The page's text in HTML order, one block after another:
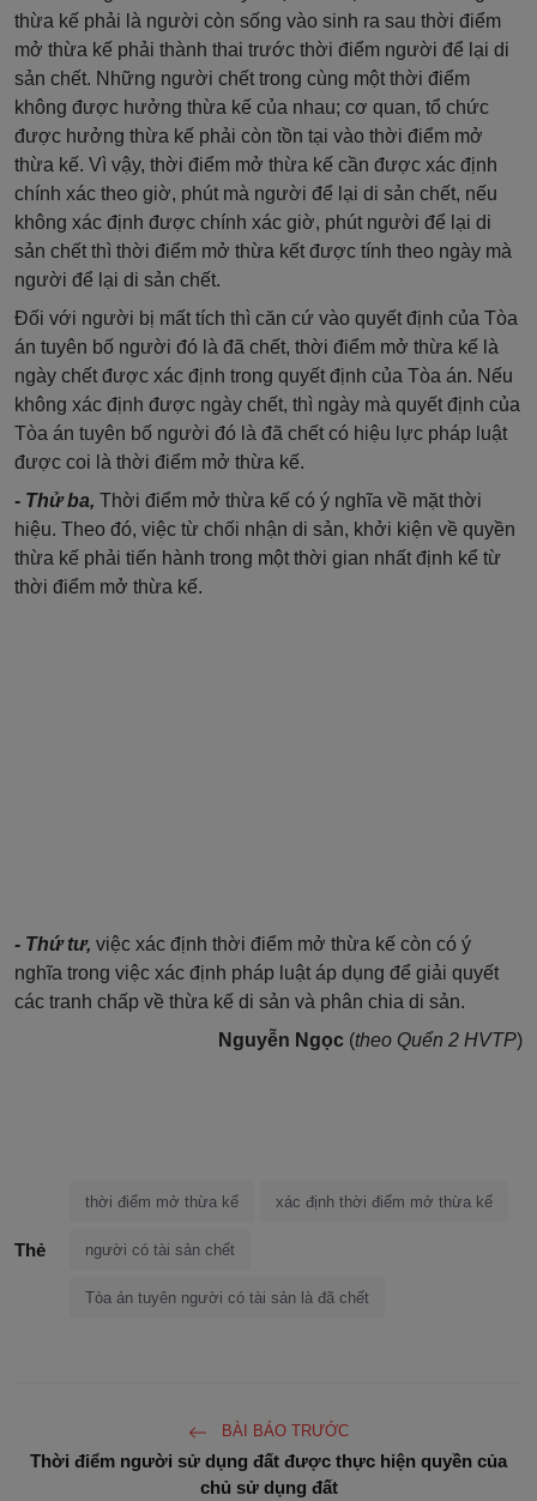
thừa kế phải là người còn sống vào sinh ra sau thời điểm
mở thừa kế phải thành thai trước thời điểm người để lại di
sản chết. Những người chết trong cùng một thời điểm
không được hưởng thừa kế của nhau; cơ quan, tổ chức
được hưởng thừa kế phải còn tồn tại vào thời điểm mở
thừa kế. Vì vậy, thời điểm mở thừa kế cần được xác định
chính xác theo giờ, phút mà người để lại di sản chết, nếu
không xác định được chính xác giờ, phút người để lại di
sản chết thì thời điểm mở thừa kết được tính theo ngày mà
người để lại di sản chết.
Đối với người bị mất tích thì căn cứ vào quyết định của Tòa
án tuyên bố người đó là đã chết, thời điểm mở thừa kế là
ngày chết được xác định trong quyết định của Tòa án. Nếu
không xác định được ngày chết, thì ngày mà quyết định của
Tòa án tuyên bố người đó là đã chết có hiệu lực pháp luật
được coi là thời điểm mở thừa kế.
- Thử ba, Thời điểm mở thừa kế có ý nghĩa về mặt thời
hiệu. Theo đó, việc từ chối nhận di sản, khởi kiện về quyền
thừa kế phải tiến hành trong một thời gian nhất định kể từ
thời điểm mở thừa kế.
- Thứ tư, việc xác định thời điểm mở thừa kế còn có ý
nghĩa trong việc xác định pháp luật áp dụng để giải quyết
các tranh chấp về thừa kế di sản và phân chia di sản.
Nguyễn Ngọc (theo Quển 2 HVTP)
Thẻ
thời điểm mở thừa kế xác định thời điểm mở thừa kế
người có tài sản chết
Tòa án tuyên người có tài sản là đã chết
BÀI BÁO TRƯỚC
Thời điểm người sử dụng đất được thực hiện quyền của
chủ sử dụng đất